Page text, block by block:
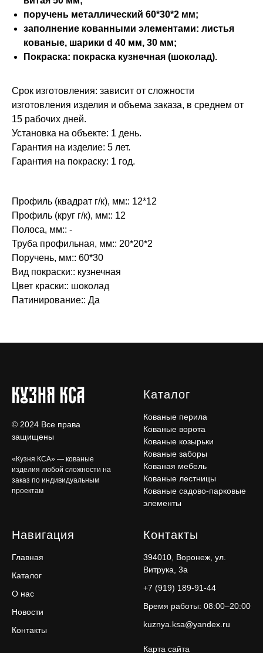
поручень металлический 60*30*2 мм;
заполнение кованными элементами: листья
кованые, шарики d 40 мм, 30 мм;
Покраска: покраска кузнечная (шоколад).
Срок изготовления: зависит от сложности
изготовления изделия и объема заказа, в среднем от
15 рабочих дней.
Установка на объекте: 1 день.
Гарантия на изделие: 5 лет.
Гарантия на покраску: 1 год.
Профиль (квадрат г/к), мм:: 12*12
Профиль (круг г/к), мм:: 12
Полоса, мм:: -
Труба профильная, мм:: 20*20*2
Поручень, мм:: 60*30
Вид покраски:: кузнечная
Цвет краски:: шоколад
Патинирование:: Да
© 2024 Все права
защищены
«Кузня КСА» — кованые
изделия любой сложности на
заказ по индивидуальным
проектам
Каталог
Кованые перила
Кованые ворота
Кованые козырьки
Кованые заборы
Кованая мебель
Кованые лестницы
Кованые садово-парковые
элементы
Навигация
Главная
Каталог
О нас
Новости
Контакты
Контакты
394010, Воронеж, ул.
Витрука, 3а
+7 (919) 189-91-44
Время работы: 08:00–20:00
kuznya.ksa@yandex.ru
Карта сайта